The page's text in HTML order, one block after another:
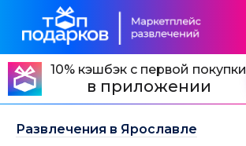
10% кэшбэк с первой покупки
в приложении
Развлечения в Ярославле